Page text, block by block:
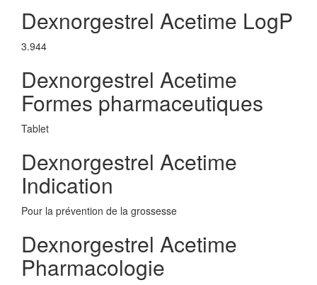
Dexnorgestrel Acetime LogP
3.944
Dexnorgestrel Acetime
Formes pharmaceutiques
Tablet
Dexnorgestrel Acetime
Indication
Pour la prévention de la grossesse
Dexnorgestrel Acetime
Pharmacologie